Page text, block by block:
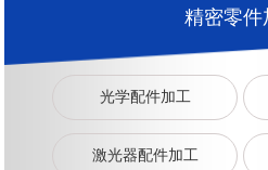
精密零件
光学配件加工
激光器配件加工